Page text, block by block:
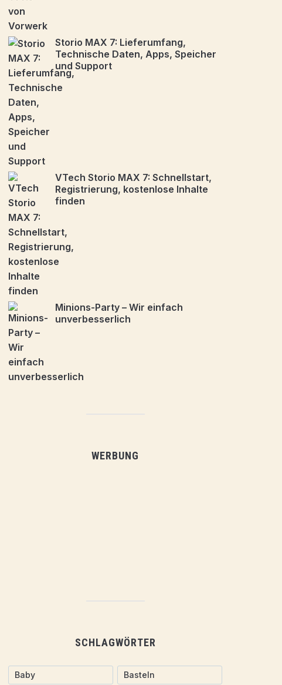
Storio MAX 7: Lieferumfang,
Technische Daten, Apps, Speicher
und Support
VTech Storio MAX 7: Schnellstart,
Registrierung, kostenlose Inhalte
finden
Minions-Party – Wir einfach
unverbesserlich
WERBUNG
SCHLAGWÖRTER
Baby Basteln